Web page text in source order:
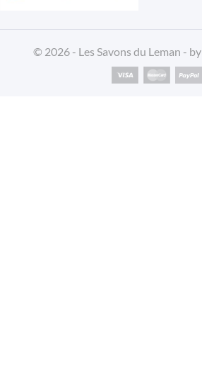
© 2026 - Les Savons du Leman - by